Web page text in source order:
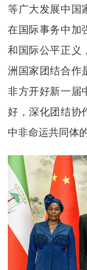
等广大发展中国
在国际事务中加
和国际公平正义
洲国家团结合作
非方开好新一届
好，深化团结协
中非命运共同体